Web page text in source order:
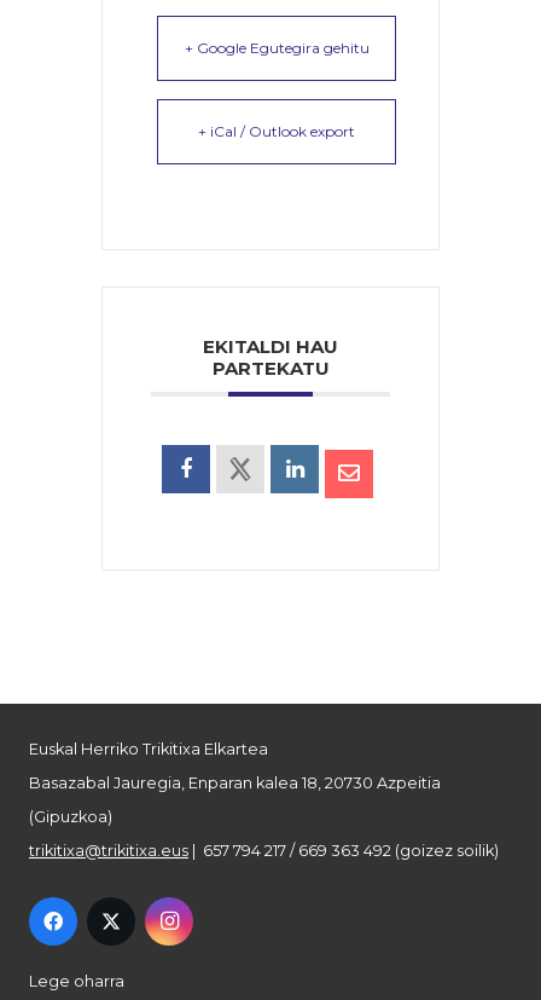
+ Google Egutegira gehitu
+ iCal / Outlook export
EKITALDI HAU
PARTEKATU
Euskal Herriko Trikitixa Elkartea
Basazabal Jauregia, Enparan kalea 18, 20730 Azpeitia
(Gipuzkoa)
trikitixa@trikitixa.eus | 657 794 217 / 669 363 492 (goizez soilik)
Lege oharra